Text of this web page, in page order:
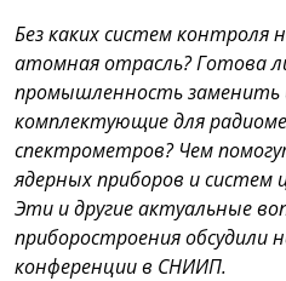
Без каких систем контроля
атомная отрасль? Готова
промышленность
комплектующие для
спектрометров? Чем
ядерных приборов и систем
Эти и другие актуальные
приборостроения обсудили
конференции в СНИИП.